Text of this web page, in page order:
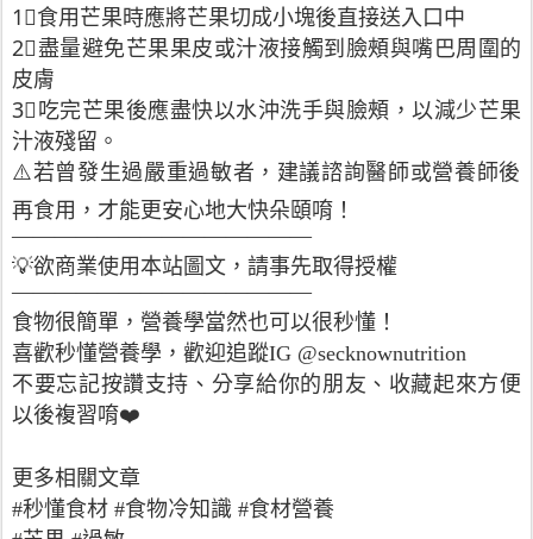
1⃣️食用芒果時應將芒果切成小塊後直接送入口中
2⃣️盡量避免芒果果皮或汁液接觸到臉頰與嘴巴周圍的
皮膚
3⃣️吃完芒果後應盡快以水沖洗手與臉頰，以減少芒果
汁液殘留。
⚠️若曾發生過嚴重過敏者，建議諮詢醫師或營養師後
再食用，才能更安心地大快朵頤唷！
——————————————
💡欲商業使用本站圖文，請事先取得授權
——————————————
食物很簡單，營養學當然也可以很秒懂！
喜歡秒懂營養學，歡迎追蹤IG @secknownutrition
不要忘記按讚支持、分享給你的朋友、收藏起來方便
以後複習唷❤️
更多相關文章
#秒懂食材 #食物冷知識 #食材營養